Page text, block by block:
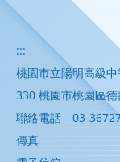
:::
桃園市立陽明高級
330 桃園市桃園區
聯絡電話
03-
傳真